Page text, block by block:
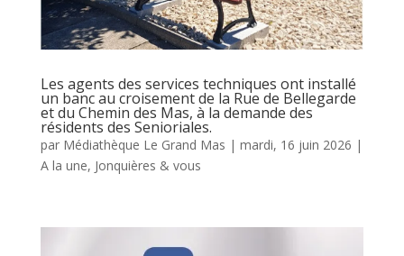
Les agents des services techniques ont installé
un banc au croisement de la Rue de Bellegarde
et du Chemin des Mas, à la demande des
résidents des Senioriales.
par Médiathèque Le Grand Mas | mardi, 16 juin 2026 |
A la une, Jonquières & vous